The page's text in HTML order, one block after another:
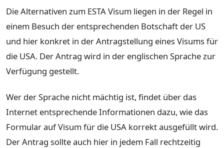
Die Alternativen zum ESTA Visum liegen in der Regel in
einem Besuch der entsprechenden Botschaft der US
und hier konkret in der Antragstellung eines Visums für
die USA. Der Antrag wird in der englischen Sprache zur
Verfügung gestellt.
Wer der Sprache nicht mächtig ist, findet über das
Internet entsprechende Informationen dazu, wie das
Formular auf Visum für die USA korrekt ausgefüllt wird.
Der Antrag sollte auch hier in jedem Fall rechtzeitig